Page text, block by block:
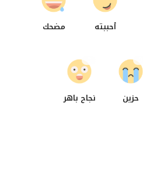
أحببته مضحك
حزين نجاح باهر